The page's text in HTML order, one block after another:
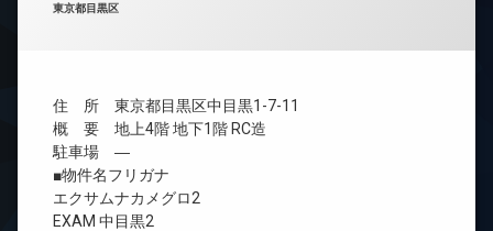
カテゴリー:
東京都目黒区
住 所 東京都目黒区中目黒1-7-11
概 要 地上4階 地下1階 RC造
駐車場 ―
■物件名フリガナ
エクサムナカメグロ2
EXAM 中目黒2